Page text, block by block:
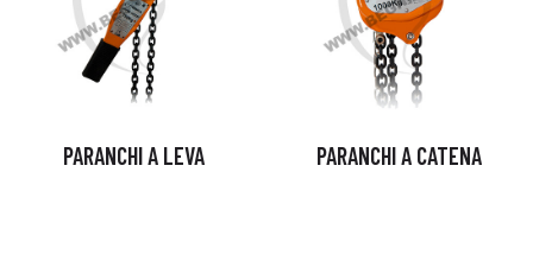
PARANCHI A LEVA PARANCHI A CATENA